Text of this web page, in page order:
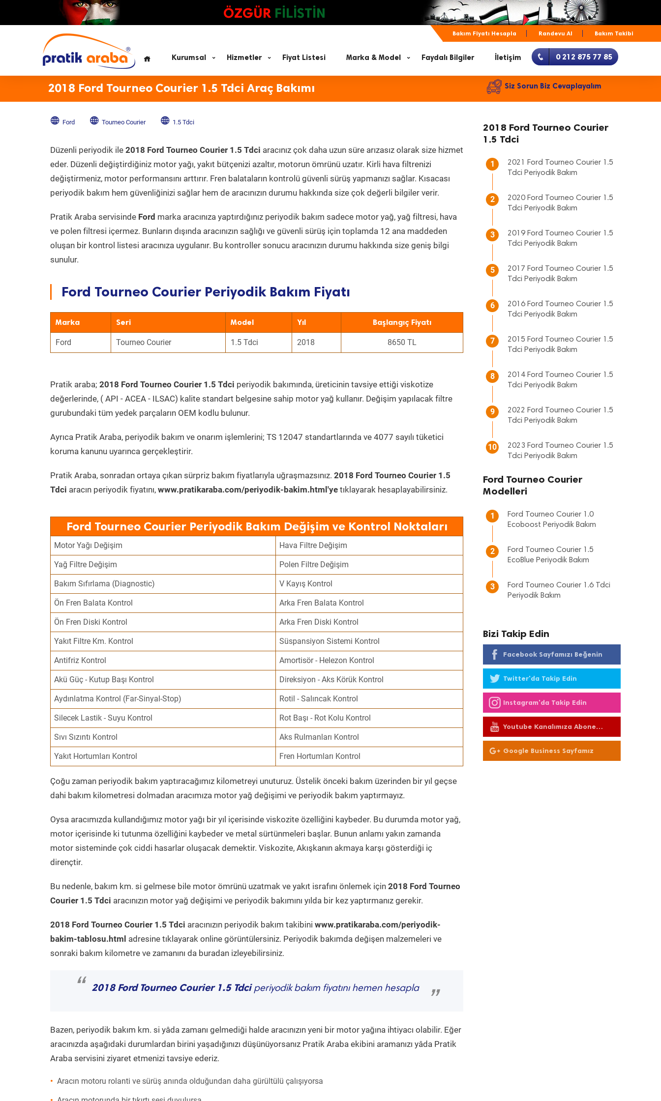
ÖZGÜR FİLİSTİN
Bakım Fiyatı Hesapla Randevu Al Bakım Takibi
Kurumsal Hizmetler Fiyat Listesi Marka & Model Faydalı Bilgiler İletişim 0 212 875 77 85
2018 Ford Tourneo Courier 1.5 Tdci Araç Bakımı Siz Sorun Biz Cevaplayalım
Ford Tourneo Courier 1.5 Tdci
Düzenli periyodik ile 2018 Ford Tourneo Courier 1.5 Tdci aracınız çok daha uzun süre arızasız olarak size hizmet
eder. Düzenli değiştirdiğiniz motor yağı, yakıt bütçenizi azaltır, motorun ömrünü uzatır. Kirli hava filtrenizi
değiştirmeniz, motor performansını arttırır. Fren balataların kontrolü güvenli sürüş yapmanızı sağlar. Kısacası
periyodik bakım hem güvenliğinizi sağlar hem de aracınızın durumu hakkında size çok değerli bilgiler verir.
Pratik Araba servisinde Ford marka aracınıza yaptırdığınız periyodik bakım sadece motor yağ, yağ filtresi, hava
ve polen filtresi içermez. Bunların dışında aracınızın sağlığı ve güvenli sürüş için toplamda 12 ana maddeden
oluşan bir kontrol listesi aracınıza uygulanır. Bu kontroller sonucu aracınızın durumu hakkında size geniş bilgi
sunulur.
Ford Tourneo Courier Periyodik Bakım Fiyatı
Marka Seri Model Yıl Başlangıç Fiyatı
Ford Tourneo Courier 1.5 Tdci 2018 8650 TL
Pratik araba; 2018 Ford Tourneo Courier 1.5 Tdci periyodik bakımında, üreticinin tavsiye ettiği viskotize
değerlerinde, ( API - ACEA - ILSAC) kalite standart belgesine sahip motor yağ kullanır. Değişim yapılacak filtre
gurubundaki tüm yedek parçaların OEM kodlu bulunur.
Ayrıca Pratik Araba, periyodik bakım ve onarım işlemlerini; TS 12047 standartlarında ve 4077 sayılı tüketici
koruma kanunu uyarınca gerçekleştirir.
Pratik Araba, sonradan ortaya çıkan sürpriz bakım fiyatlarıyla uğraşmazsınız. 2018 Ford Tourneo Courier 1.5
Tdci aracın periyodik fiyatını, www.pratikaraba.com/periyodik-bakim.html'ye tıklayarak hesaplayabilirsiniz.
Ford Tourneo Courier Periyodik Bakım Değişim ve Kontrol Noktaları
Motor Yağı Değişim Hava Filtre Değişim
Yağ Filtre Değişim Polen Filtre Değişim
Bakım Sıfırlama (Diagnostic) V Kayış Kontrol
Ön Fren Balata Kontrol Arka Fren Balata Kontrol
Ön Fren Diski Kontrol Arka Fren Diski Kontrol
Yakıt Filtre Km. Kontrol Süspansiyon Sistemi Kontrol
Antifriz Kontrol Amortisör - Helezon Kontrol
Akü Güç - Kutup Başı Kontrol Direksiyon - Aks Körük Kontrol
Aydınlatma Kontrol (Far-Sinyal-Stop) Rotil - Salıncak Kontrol
Silecek Lastik - Suyu Kontrol Rot Başı - Rot Kolu Kontrol
Sıvı Sızıntı Kontrol Aks Rulmanları Kontrol
Yakıt Hortumları Kontrol Fren Hortumları Kontrol
Çoğu zaman periyodik bakım yaptıracağımız kilometreyi unuturuz. Üstelik önceki bakım üzerinden bir yıl geçse
dahi bakım kilometresi dolmadan aracımıza motor yağ değişimi ve periyodik bakım yaptırmayız.
Oysa aracımızda kullandığımız motor yağı bir yıl içerisinde viskozite özelliğini kaybeder. Bu durumda motor yağ,
motor içerisinde ki tutunma özelliğini kaybeder ve metal sürtünmeleri başlar. Bunun anlamı yakın zamanda
motor sisteminde çok ciddi hasarlar oluşacak demektir. Viskozite, Akışkanın akmaya karşı gösterdiği iç
dirençtir.
Bu nedenle, bakım km. si gelmese bile motor ömrünü uzatmak ve yakıt israfını önlemek için 2018 Ford Tourneo
Courier 1.5 Tdci aracınızın motor yağ değişimi ve periyodik bakımını yılda bir kez yaptırmanız gerekir.
2018 Ford Tourneo Courier 1.5 Tdci aracınızın periyodik bakım takibini www.pratikaraba.com/periyodik-
bakim-tablosu.html adresine tıklayarak online görüntülersiniz. Periyodik bakımda değişen malzemeleri ve
sonraki bakım kilometre ve zamanını da buradan izleyebilirsiniz.
“ 2018 Ford Tourneo Courier 1.5 Tdciperiyodik bakım fiyatını hemen hesapla
”
Bazen, periyodik bakım km. si yâda zamanı gelmediği halde aracınızın yeni bir motor yağına ihtiyacı olabilir. Eğer
aracınızda aşağıdaki durumlardan birini yaşadığınızı düşünüyorsanız Pratik Araba ekibini aramanızı yâda Pratik
Araba servisini ziyaret etmenizi tavsiye ederiz.
Aracın motoru rolanti ve sürüş anında olduğundan daha gürültülü çalışıyorsa
2018 Ford Tourneo Courier
1.5 Tdci
1
2021 Ford Tourneo Courier 1.5
Tdci Periyodik Bakım
2
2020 Ford Tourneo Courier 1.5
Tdci Periyodik Bakım
3
2019 Ford Tourneo Courier 1.5
Tdci Periyodik Bakım
5
2017 Ford Tourneo Courier 1.5
Tdci Periyodik Bakım
6
2016 Ford Tourneo Courier 1.5
Tdci Periyodik Bakım
7
2015 Ford Tourneo Courier 1.5
Tdci Periyodik Bakım
8
2014 Ford Tourneo Courier 1.5
Tdci Periyodik Bakım
9
2022 Ford Tourneo Courier 1.5
Tdci Periyodik Bakım
10
2023 Ford Tourneo Courier 1.5
Tdci Periyodik Bakım
Ford Tourneo Courier
Modelleri
1
Ford Tourneo Courier 1.0
Ecoboost Periyodik Bakım
2
Ford Tourneo Courier 1.5
EcoBlue Periyodik Bakım
3
Ford Tourneo Courier 1.6 Tdci
Periyodik Bakım
Bizi Takip Edin
Facebook Sayfamızı Beğenin
Twitter'da Takip Edin
Instagram'da Takip Edin
Youtube Kanalımıza Abone
Olun
Google Business Sayfamız